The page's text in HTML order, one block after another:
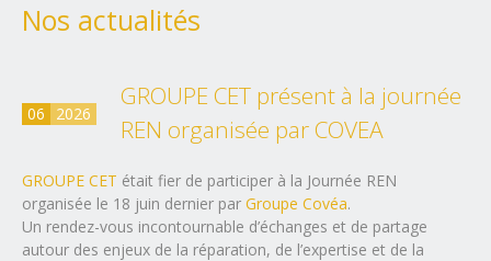
Nos actualités
06 2026
GROUPE CET présent à la journée
REN organisée par COVEA
GROUPE CET était fier de participer à la Journée REN
organisée le 18 juin dernier par Groupe Covéa.
Un rendez-vous incontournable d’échanges et de partage
autour des enjeux de la réparation, de l’expertise et de la